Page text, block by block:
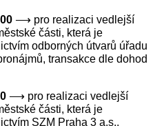
⟶ pro realizaci vedlejší
části, která je
odborných útvarů úřadu
transakce dle dohod
⟶ pro realizaci vedlejší
části, která je
SZM Praha 3 a.s.,